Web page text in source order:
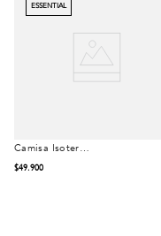
ESSENTIAL
Camisa Isoter
$49.900